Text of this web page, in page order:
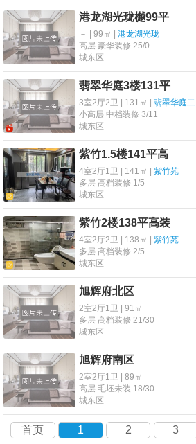
港龙湖光珑樾99平
－ | 99㎡ | 港龙湖光珑
高层 豪华装修 25/0
城东区
翡翠华庭3楼131平
3室2厅2卫 | 131㎡ | 翡翠华庭二
小高层 中档装修 3/11
城东区
紫竹1.5楼141平高
4室2厅1卫 | 141㎡ | 紫竹苑
多层 高档装修 1/5
城东区
紫竹2楼138平高装
4室2厅2卫 | 138㎡ | 紫竹苑
多层 高档装修 2/5
城东区
旭辉府北区
2室2厅1卫 | 91㎡
多层 高档装修 21/30
城东区
旭辉府南区
2室2厅1卫 | 89㎡
高层 毛坯未装 18/30
城东区
首页 1 2 3